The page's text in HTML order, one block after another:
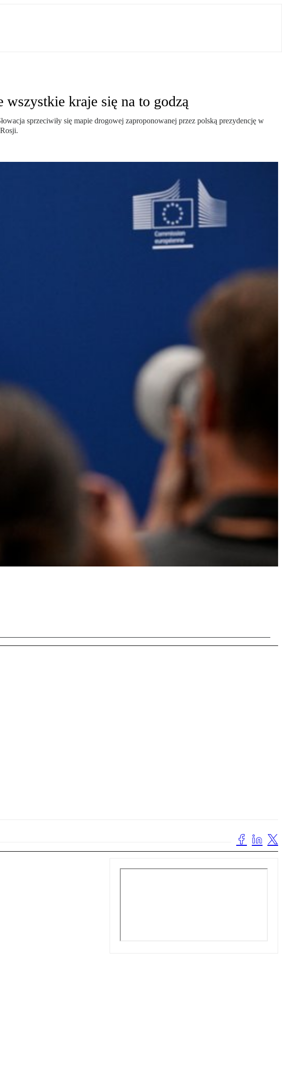
kraje się na to godzą
sprzeciwiły się mapie drogowej zaproponowanej przez polską prezydencję w